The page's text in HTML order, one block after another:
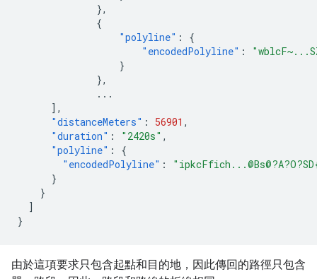
},
{
"polyline" :
{
"encodedPolyline" :
}
},
...
],
"distanceMeters" : 56901 ,
"duration" : "2420s" ,
"polyline" :
{
"encodedPolyline" :
}
}
]
}
由於這項要求只包含起點和目的地，因此傳回的路徑只包含